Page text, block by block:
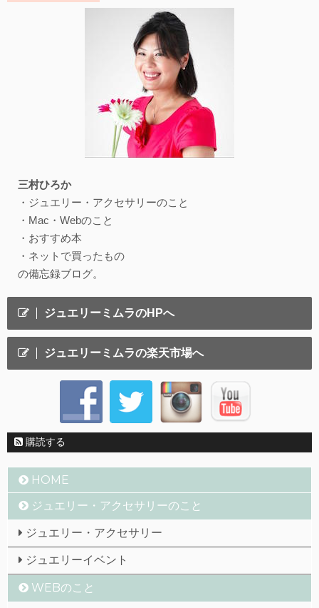
三村ひろか
・ジュエリー・アクセサリーのこと
・Mac・Webのこと
・おすすめ本
・ネットで買ったもの
の備忘録ブログ。
ジュエリーミムラのHPへ
ジュエリーミムラの楽天市場へ
購読する
HOME
ジュエリー・アクセサリーのこと
ジュエリー・アクセサリー
ジュエリーイベント
WEBのこと